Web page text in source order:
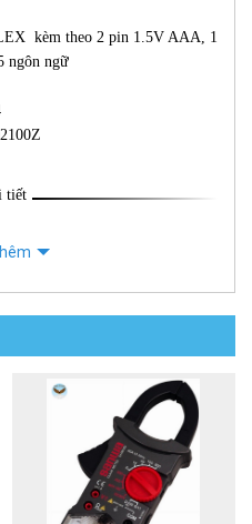
kèm theo 2 pin 1.5V AAA, 1
ngôn ngữ
tiết